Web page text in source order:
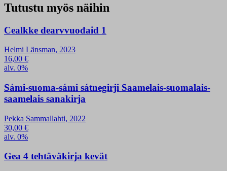
Tutustu myös näihin
Cealkke dearvvuođaid 1
Helmi Länsman, 2023
16,00 €
alv. 0%
Sámi-suoma-sámi sátnegirji Saamelais-suomalais-
saamelais sanakirja
Pekka Sammallahti, 2022
30,00 €
alv. 0%
Gea 4 tehtäväkirja kevät